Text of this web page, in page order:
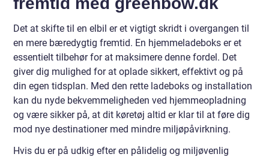
Det at skifte til en elbil er et vigtigt skridt i overgangen til
en mere bæredygtig fremtid. En hjemmeladeboks er et
essentielt tilbehør for at maksimere denne fordel. Det
giver dig mulighed for at oplade sikkert, effektivt og på
din egen tidsplan. Med den rette ladeboks og installation
kan du nyde bekvemmeligheden ved hjemmeopladning
og være sikker på, at dit køretøj altid er klar til at føre dig
mod nye destinationer med mindre miljøpåvirkning.
Hvis du er på udkig efter en pålidelig og miljøvenlig